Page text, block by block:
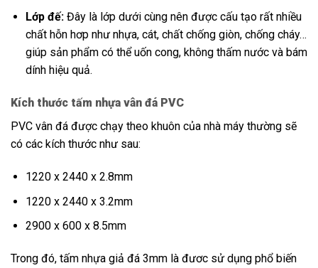
Lớp đế:Đây là lớp dưới cùng nên được cấu tạo rất nhiều
chất hỗn hơp như nhựa, cát, chất chống giòn, chống cháy…
giúp sản phẩm có thể uốn cong, không thấm nước và bám
dính hiệu quả.
Kích thước tấm nhựa vân đá PVC
PVC vân đá được chạy theo khuôn của nhà máy thường sẽ
có các kích thước như sau:
1220 x 2440 x 2.8mm
1220 x 2440 x 3.2mm
2900 x 600 x 8.5mm
Trong đó, tấm nhựa giả đá 3mm là đươc sử dụng phổ biến